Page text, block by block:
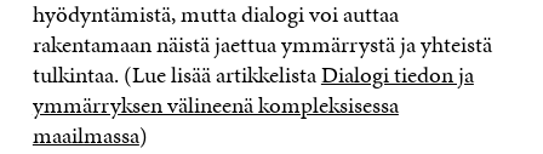
hyödyntämistä, mutta dialogi voi auttaa
rakentamaan näistä jaettua ymmärrystä ja yhteistä
tulkintaa. (Lue lisää artikkelistaDialogi tiedon ja
ymmärryksen välineenä kompleksisessa
maailmassa)